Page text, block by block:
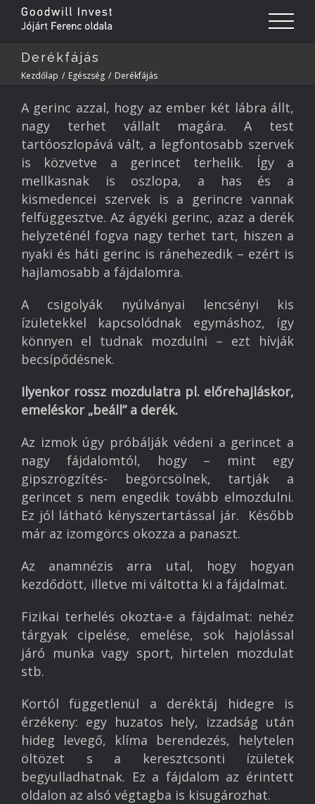
Derékfájás
Kezdőlap / Egészség / Derékfájás
A gerinc azzal, hogy az ember két lábra állt,
nagy terhet vállalt magára. A test
tartóoszlopává vált, a legfontosabb szervek
is közvetve a gerincet terhelik. Így a
mellkasnak is oszlopa, a has és a
kismedencei szervek is a gerincre vannak
felfüggesztve. Az ágyéki gerinc, azaz a derék
helyzeténél fogva nagy terhet tart, hiszen a
nyaki és háti gerinc is ránehezedik – ezért is
hajlamosabb a fájdalomra.
A csigolyák nyúlványai lencsényi kis
ízületekkel kapcsolódnak egymáshoz, így
könnyen el tudnak mozdulni – ezt hívják
becsípődésnek.
Ilyenkor rossz mozdulatra pl. előrehajláskor,
emeléskor „beáll” a derék.
Az izmok úgy próbálják védeni a gerincet a
nagy fájdalomtól, hogy – mint egy
gipszrögzítés- begörcsölnek, tartják a
gerincet s nem engedik tovább elmozdulni.
Ez jól látható kényszertartással jár. Később
már az izomgörcs okozza a panaszt.
Az anamnézis arra utal, hogy hogyan
kezdődött, illetve mi váltotta ki a fájdalmat.
Fizikai terhelés okozta-e a fájdalmat: nehéz
tárgyak cipelése, emelése, sok hajolással
járó munka vagy sport, hirtelen mozdulat
stb.
Kortól függetlenül a deréktáj hidegre is
érzékeny: egy huzatos hely, izzadság után
hideg levegő, klíma berendezés, helytelen
öltözet s a keresztcsonti ízületek
begyulladhatnak. Ez a fájdalom az érintett
oldalon az alsó végtagba is kisugározhat.